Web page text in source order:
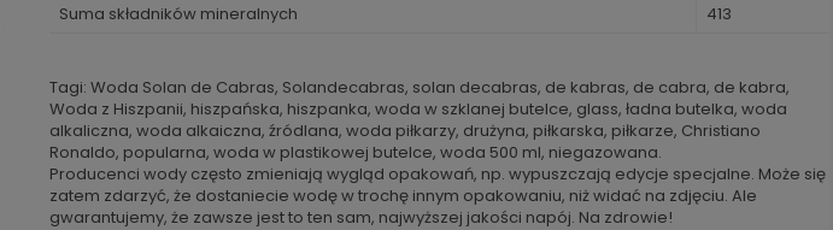
Suma składników mineralnych
413
Tagi: Woda Solan de Cabras, Solandecabras, solan decabras, de kabras, de cabra, de kabra,
Woda z Hiszpanii, hiszpańska, hiszpanka, woda w szklanej butelce, glass, ładna butelka, woda
alkaliczna, woda alkaiczna, źródlana, woda piłkarzy, drużyna, piłkarska, piłkarze, Christiano
Ronaldo, popularna, woda w plastikowej butelce, woda 500 ml, niegazowana.
Producenci wody często zmieniają wygląd opakowań, np. wypuszczają edycje specjalne. Może się
zatem zdarzyć, że dostaniecie wodę w trochę innym opakowaniu, niż widać na zdjęciu. Ale
gwarantujemy, że zawsze jest to ten sam, najwyższej jakości napój. Na zdrowie!